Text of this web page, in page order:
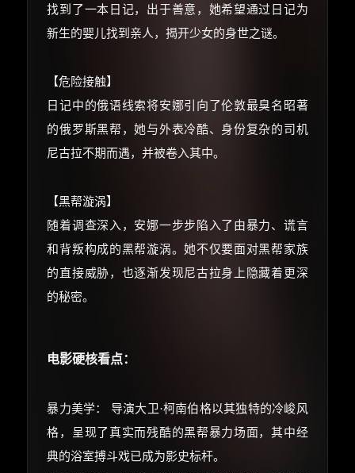
找到了一本日记，出于善意，她希望通过日记为
新生的婴儿找到亲人，揭开少女的身世之谜。
【危险接触】
日记中的俄语线索将安娜引向了伦敦最臭名昭著
的俄罗斯黑帮，她与外表冷酷、身份复杂的司机
尼古拉不期而遇，并被卷入其中。
【黑帮漩涡】
随着调查深入，安娜一步步陷入了由暴力、谎言
和背叛构成的黑帮漩涡。她不仅要面对黑帮家族
的直接威胁，也逐渐发现尼古拉身上隐藏着更深
的秘密。
电影硬核看点：
暴力美学： 导演大卫·柯南伯格以其独特的冷峻风
格，呈现了真实而残酷的黑帮暴力场面，其中经
典的浴室搏斗戏已成为影史标杆。
朋友们辛苦了 💦
你需要的各种会员，都可低价购买！
优惠券、活动红包，每日可领。
⚡ 前往【大淘客】领红包